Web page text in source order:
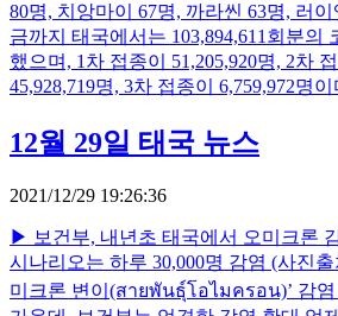
80명, 치앙마이 67명, 까라씬 63명, 러이
금까지 태국에서는 103,894,611회분의
했으며, 1차 접종이 51,205,920명, 2차
45,928,719명, 3차 접종이 6,759,972명이
12월 29일 태국 뉴스
2021/12/29 19:26:36
▶ 보건부, 내년초 태국에서 오미크론
시나리오는 하루 30,000명 감염 (사진출
미크론 변이(สายพันธุ์โอไมครอน)’ 감염